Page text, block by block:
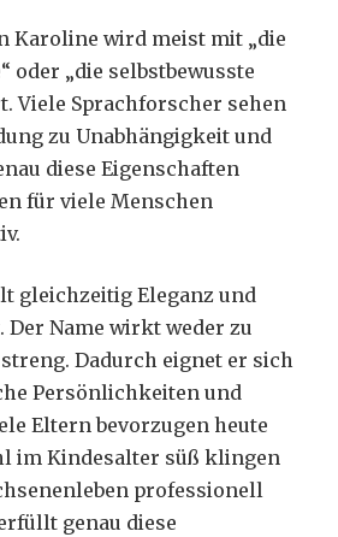
Karoline wird meist mit „die
oder „die selbstbewusste
Viele Sprachforscher sehen
zu Unabhängigkeit und
diese Eigenschaften
für viele Menschen
gleichzeitig Eleganz und
Name wirkt weder zu
Dadurch eignet er sich
Persönlichkeiten und
Eltern bevorzugen heute
im Kindesalter süß klingen
professionell
genau diese